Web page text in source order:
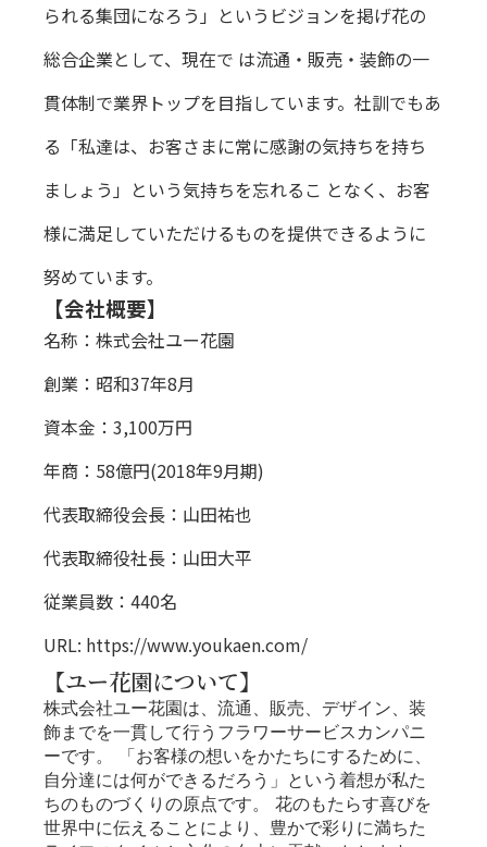
られる集団になろう」というビジョンを掲げ花の
総合企業として、現在で は流通・販売・装飾の一
貫体制で業界トップを目指しています。社訓でもあ
る「私達は、お客さまに常に感謝の気持ちを持ち
ましょう」という気持ちを忘れるこ となく、お客
様に満足していただけるものを提供できるように
努めています。
【会社概要】
名称：株式会社ユー花園
創業：昭和37年8月
資本金：3,100万円
年商：58億円(2018年9月期)
代表取締役会長：山田祐也
代表取締役社長：山田大平
従業員数：440名
URL: https://www.youkaen.com/
【ユー花園について】
株式会社ユー花園は、流通、販売、デザイン、装
飾までを一貫して行うフラワーサービスカンパニ
ーです。 「お客様の想いをかたちにするために、
自分達には何ができるだろう」という着想が私た
ちのものづくりの原点です。 花のもたらす喜びを
世界中に伝えることにより、豊かで彩りに満ちた